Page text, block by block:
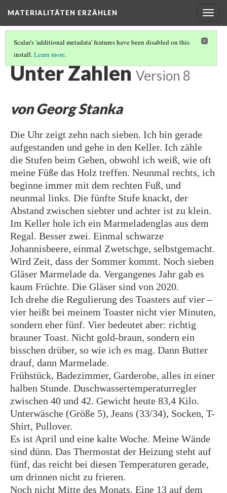
MATERIALITÄTEN ERZÄHLEN
Scalar's 'additional metadata' features have been disabled on this
install.Learn more.
MATERIALITÄTEN ERZÄHLEN
Unter Zahlen Version 8
von Georg Stanka
Die Uhr zeigt zehn nach sieben. Ich bin gerade
aufgestanden und gehe in den Keller. Ich zähle
die Stufen beim Gehen, obwohl ich weiß, wie oft
meine Füße das Holz treffen. Neunmal rechts, ich
beginne immer mit dem rechten Fuß, und
neunmal links. Die fünfte Stufe knackt, der
Abstand zwischen siebter und achter ist zu klein.
Im Keller hole ich ein Marmeladenglas aus dem
Regal. Besser zwei. Einmal schwarze
Johannisbeere, einmal Zwetschge, selbstgemacht.
Wird Zeit, dass der Sommer kommt. Noch sieben
Gläser Marmelade da. Vergangenes Jahr gab es
kaum Früchte. Die Gläser sind von 2020.
Ich drehe die Regulierung des Toasters auf vier –
vier heißt bei meinem Toaster nicht vier Minuten,
sondern eher fünf. Vier bedeutet aber: richtig
brauner Toast. Nicht gold-braun, sondern ein
bisschen drüber, so wie ich es mag. Dann Butter
drauf, dann Marmelade.
Frühstück, Badezimmer, Garderobe, alles in einer
halben Stunde. Duschwassertemperaturregler
zwischen 40 und 42. Gewicht heute 83,4 Kilo.
Unterwäsche (Größe 5), Jeans (33/34), Socken, T-
Shirt, Pullover.
Es ist April und eine kalte Woche. Meine Wände
sind dünn. Das Thermostat der Heizung steht auf
fünf, das reicht bei diesen Temperaturen gerade,
um drinnen nicht zu frieren.
Noch nicht Mitte des Monats. Eine 13 auf dem